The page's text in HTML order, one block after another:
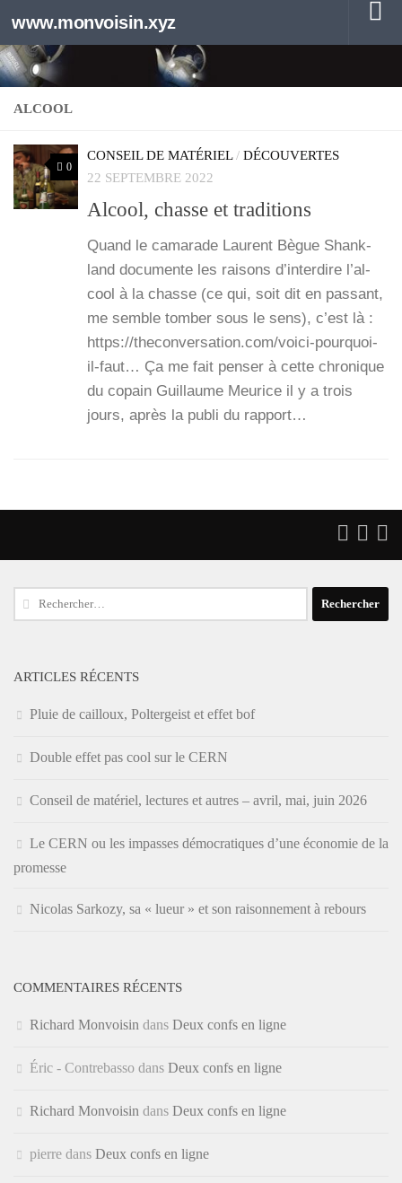
Au dessous du contenu
www.monvoisin.xyz
ALCOOL
0
CONSEIL DE MATÉRIEL/ DÉCOUVERTES
22 SEPTEMBRE 2022
Alcool, chasse et traditions
Quand le cama­rade Laurent Bègue Shank­
land docu­mente les rai­sons d’in­ter­dire l’al­
cool à la chasse (ce qui, soit dit en pas­sant,
me semble tom­ber sous le sens), c’est là :
https://theconversation.com/voici-pourquoi-
il-faut… Ça me fait pen­ser à cette chro­nique
du copain Guillaume Meu­rice il y a trois
jours, après la publi du rap­port…
Rechercher :
ARTICLES RÉCENTS
Pluie de cailloux, Poltergeist et effet bof
Double effet pas cool sur le CERN
Conseil de matériel, lectures et autres – avril, mai, juin 2026
Le CERN ou les impasses démocratiques d’une économie de la
promesse
Nicolas Sarkozy, sa « lueur » et son raisonnement à rebours
COMMENTAIRES RÉCENTS
Richard Monvoisin dans Deux confs en ligne
Éric - Contrebasso dans Deux confs en ligne
Richard Monvoisin dans Deux confs en ligne
pierre dans Deux confs en ligne